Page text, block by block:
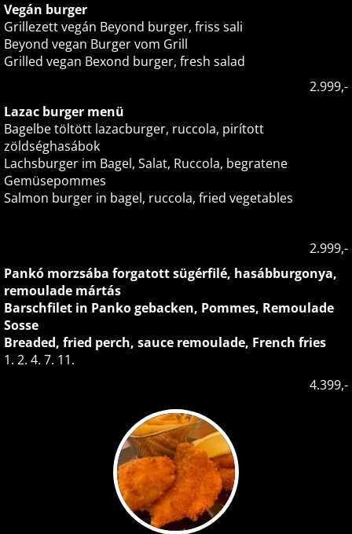
Vegán burger
Grillezett vegán Beyond burger, friss sali
Beyond vegan Burger vom Grill
Grilled vegan Bexond burger, fresh salad
2.999,-
Lazac burger menü
Bagelbe töltött lazacburger, ruccola, pirított
zöldséghasábok
Lachsburger im Bagel, Salat, Ruccola, begratene
Gemüsepommes
Salmon burger in bagel, ruccola, fried vegetables
2.999,-
Pankó morzsába forgatott sügérfilé, hasábburgonya,
remoulade mártás
Barschfilet in Panko gebacken, Pommes, Remoulade
Sosse
Breaded, fried perch, sauce remoulade, French fries
1. 2. 4. 7. 11.
4.399,-